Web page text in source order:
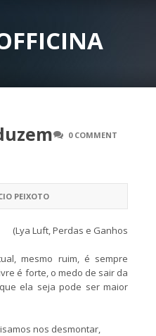
0 COMMENT
PEIXOTO
(Lya Luft, Perdas e Ganhos
mesmo ruim, é sempre
é forte, o medo de sair da
ela seja pode ser maior
nos desmontar,